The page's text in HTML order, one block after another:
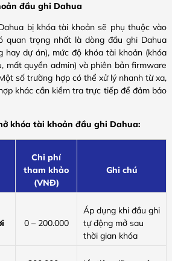
đầu ghi Dahua
bị khóa tài khoản sẽ phụ thuộc vào
quan trọng nhất là dòng đầu ghi Dahua
hay dự án), mức độ khóa tài khoản (khóa
mất quyền admin) và phiên bản firmware
số trường hợp có thể xử lý nhanh từ xa,
khác cần kiểm tra trực tiếp để đảm bảo
khóa tài khoản đầu ghi Dahua:
Chi phí
tham khảo
(VNĐ)
Ghi chú
0 – 200.000
Áp dụng khi đầu ghi
tự động mở sau
thời gian khóa